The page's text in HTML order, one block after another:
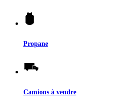
Propane
Camions à vendre